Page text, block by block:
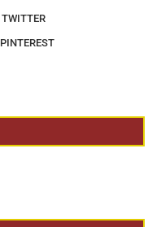
TWITTER
PINTEREST